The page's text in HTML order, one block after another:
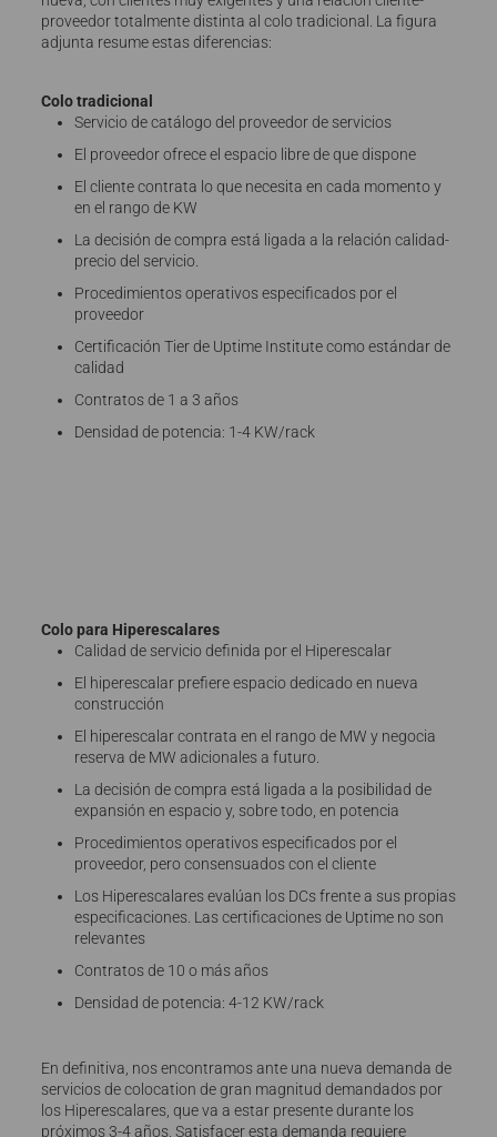
proveedor totalmente distinta al colo tradicional. La figura
adjunta resume estas diferencias:
Colo tradicional
Servicio de catálogo del proveedor de servicios
El proveedor ofrece el espacio libre de que dispone
El cliente contrata lo que necesita en cada momento y
en el rango de KW
La decisión de compra está ligada a la relación calidad-
precio del servicio.
Procedimientos operativos especificados por el
proveedor
Certificación Tier de Uptime Institute como estándar de
calidad
Contratos de 1 a 3 años
Densidad de potencia: 1-4 KW/rack
Colo para Hiperescalares
Calidad de servicio definida por el Hiperescalar
El hiperescalar prefiere espacio dedicado en nueva
construcción
El hiperescalar contrata en el rango de MW y negocia
reserva de MW adicionales a futuro.
La decisión de compra está ligada a la posibilidad de
expansión en espacio y, sobre todo, en potencia
Procedimientos operativos especificados por el
proveedor, pero consensuados con el cliente
Los Hiperescalares evalúan los DCs frente a sus propias
especificaciones. Las certificaciones de Uptime no son
relevantes
Contratos de 10 o más años
Densidad de potencia: 4-12 KW/rack
En definitiva, nos encontramos ante una nueva demanda de
servicios de colocation de gran magnitud demandados por
los Hiperescalares, que va a estar presente durante los
próximos 3-4 años. Satisfacer esta demanda requiere